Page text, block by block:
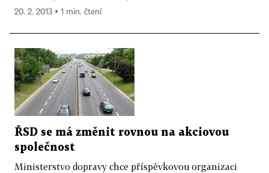
20. 2. 2013 ▪ 1 min. čtení
ŘSD se má změnit rovnou na akciovou
společnost
Ministerstvo dopravy chce příspěvkovou organizaci